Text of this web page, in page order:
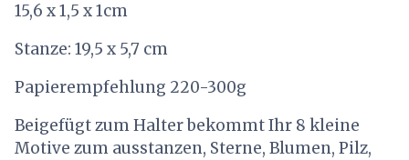
15,6 x 1,5 x 1cm
Stanze: 19,5 x 5,7 cm
Papierempfehlung 220-300g
Beigefügt zum Halter bekommt Ihr 8 kleine
Motive zum ausstanzen, Sterne, Blumen, Pilz,